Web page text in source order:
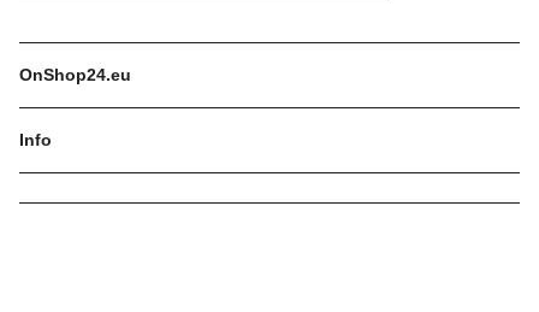
OnShop24.eu
Info